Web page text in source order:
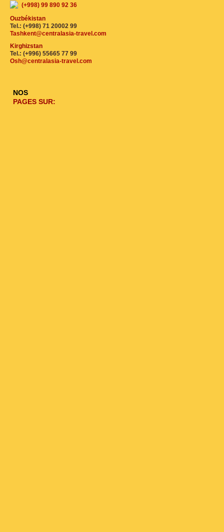
(+998) 99 890 92 36
Ouzbékistan
Tel.: (+998) 71 20002 99
Tashkent@centralasia-travel.com
Kirghizstan
Tel.: (+996) 55665 77 99
Osh@centralasia-travel.com
NOS
PAGES SUR: